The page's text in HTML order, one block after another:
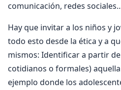
comunicación, redes
Hay que invitar a los niños y
todo esto desde la ética y a
mismos: Identificar a partir
cotidianos o formales)
ejemplo donde los